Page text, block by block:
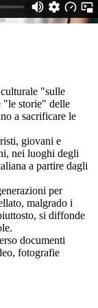
"sulle
"le storie" delle
a sacrificare le
giovani e
nei luoghi degli
a partire dagli
per
malgrado i
si diffonde
documenti
fotografie